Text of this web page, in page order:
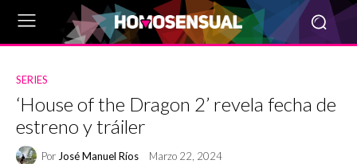
SERIES
‘House of the Dragon 2’ revela fecha de
estreno y tráiler
Por José Manuel Ríos Marzo 22, 2024